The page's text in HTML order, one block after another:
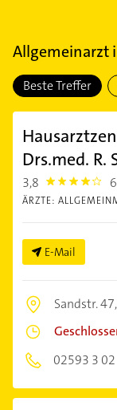
Allgemeinarzt
Beste Treffer
Drs.med. R.
3,8 3.8
ÄRZTE:
E-Mail
Sandstr. 47,
02593 3 02